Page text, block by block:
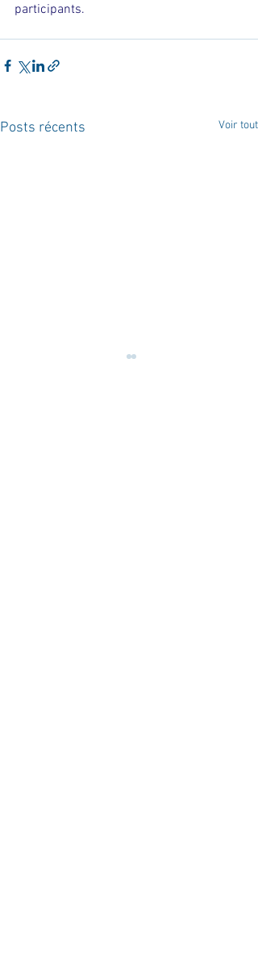
participants.
Posts récents Voir tout